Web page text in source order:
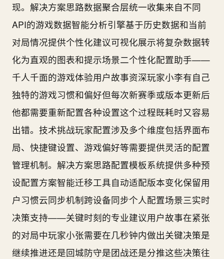
现。解决方案思路数据聚合层统一收集来自不同
API的游戏数据智能分析引擎基于历史数据和当前
对局情况提供个性化建议可视化展示将复杂数据转
化为直观的图表和提示场景二个性化配置助手——
千人千面的游戏体验用户故事资深玩家小李有自己
独特的游戏习惯和偏好但每次新赛季或版本更新后
他都需要重新配置各种设置这个过程既耗时又容易
出错。技术挑战玩家配置涉及多个维度包括界面布
局、快捷键设置、游戏偏好等需要提供灵活的配置
管理机制。解决方案思路配置模板系统提供多种预
设配置方案智能迁移工具自动适配版本变化保留用
户习惯云同步机制跨设备同步个人配置场景三实时
决策支持——关键时刻的专业建议用户故事在紧张
的对局中玩家小张需要在几秒钟内做出关键决策是
继续推进还是回城防守是团战还是分推这些决策往